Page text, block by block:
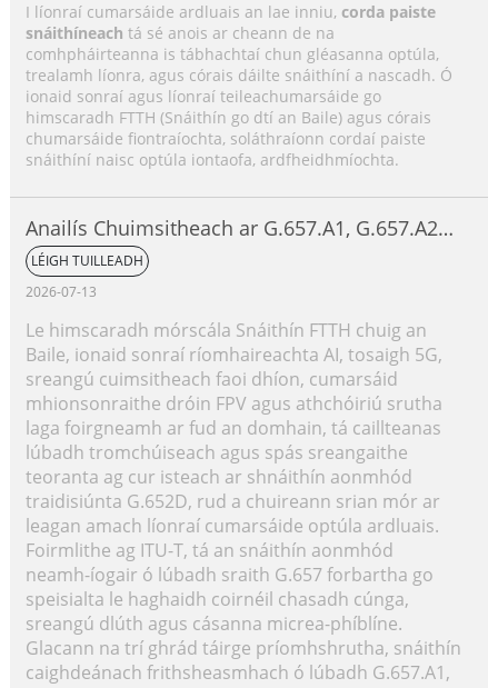
I líonraí cumarsáide ardluais an lae inniu, corda paiste
snáithíneach tá sé anois ar cheann de na
comhpháirteanna is tábhachtaí chun gléasanna optúla,
trealamh líonra, agus córais dáilte snáithíní a nascadh. Ó
ionaid sonraí agus líonraí teileachumarsáide go
himscaradh FTTH (Snáithín go dtí an Baile) agus córais
chumarsáide fiontraíochta, soláthraíonn cordaí paiste
snáithíní naisc optúla iontaofa, ardfheidhmíochta.
Anailís Chuimsitheach ar G.657.A1, G.657.A2
agus G.657.B3
LÉIGH TUILLEADH
2026-07-13
Le himscaradh mórscála Snáithín FTTH chuig an
Baile, ionaid sonraí ríomhaireachta AI, tosaigh 5G,
sreangú cuimsitheach faoi dhíon, cumarsáid
mhionsonraithe dróin FPV agus athchóiriú srutha
laga foirgneamh ar fud an domhain, tá caillteanas
lúbadh tromchúiseach agus spás sreangaithe
teoranta ag cur isteach ar shnáithín aonmhód
traidisiúnta G.652D, rud a chuireann srian mór ar
leagan amach líonraí cumarsáide optúla ardluais.
Foirmlithe ag ITU-T, tá an snáithín aonmhód
neamh-íogair ó lúbadh sraith G.657 forbartha go
speisialta le haghaidh coirnéil chasadh cúnga,
sreangú dlúth agus cásanna micrea-phíblíne.
Glacann na trí ghrád táirge príomhshrutha, snáithín
caighdeánach frithsheasmhach ó lúbadh G.657.A1,